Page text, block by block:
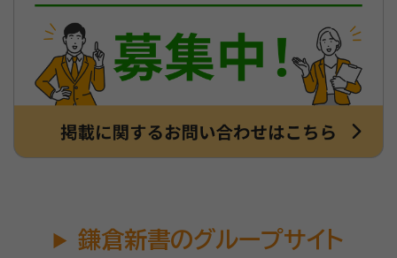
鎌倉新書のグループサイト